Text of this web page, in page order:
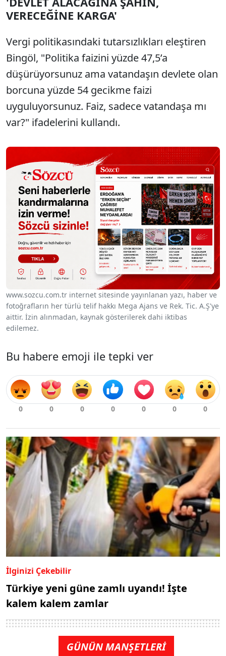
VERECEĞİNE KARGA'
Vergi politikasındaki tutarsızlıkları eleştiren
Bingöl, "Politika faizini yüzde 47,5’a
düşürüyorsunuz ama vatandaşın devlete olan
borcuna yüzde 54 gecikme faizi
uyguluyorsunuz. Faiz, sadece vatandaşa mı
var?" ifadelerini kullandı.
www.sozcu.com.tr internet sitesinde yayınlanan yazı, haber ve
fotoğrafların her türlü telif hakkı Mega Ajans ve Rek. Tic. A.Ş'ye
aittir. İzin alınmadan, kaynak gösterilerek dahi iktibas
edilemez.
Bu habere emoji ile tepki ver
İlginizi Çekebilir
Türkiye yeni güne zamlı uyandı! İşte
kalem kalem zamlar
GÜNÜN MANŞETLERİ